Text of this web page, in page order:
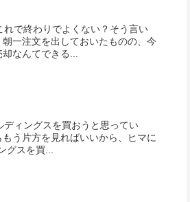
で終わりでよくない？そう言い
一注文を出しておいたものの、今
なんてできる...
ィングスを買おうと思ってい
う片方を見ればいいから、ヒマに
グスを買...